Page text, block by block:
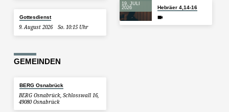
Gottesdienst
9. August 2026 So. 10:15 Uhr
19. JULI
2026
Hebräer 4,14-16
GEMEINDEN
BERG Osnabrück
BERG Osnabrück, Schlosswall 16,
49080 Osnabrück